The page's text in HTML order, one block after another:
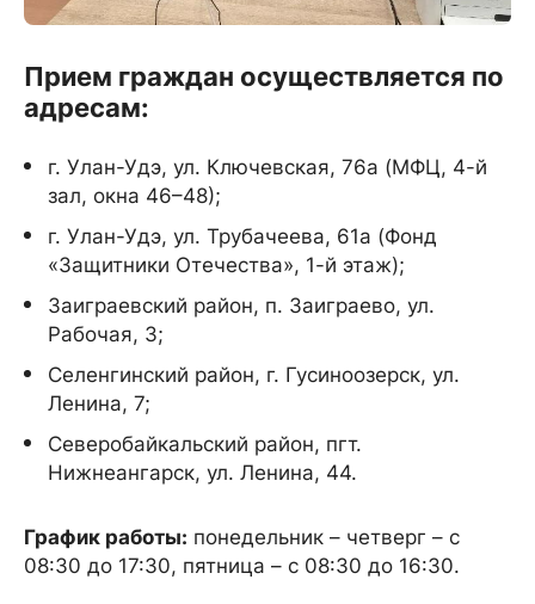
Прием граждан осуществляется по
адресам:
г. Улан-Удэ, ул. Ключевская, 76а (МФЦ, 4-й
зал, окна 46–48);
г. Улан-Удэ, ул. Трубачеева, 61а (Фонд
«Защитники Отечества», 1-й этаж);
Заиграевский район, п. Заиграево, ул.
Рабочая, 3;
Селенгинский район, г. Гусиноозерск, ул.
Ленина, 7;
Северобайкальский район, пгт.
Нижнеангарск, ул. Ленина, 44.
График работы: понедельник – четверг – с
08:30 до 17:30, пятница – с 08:30 до 16:30.